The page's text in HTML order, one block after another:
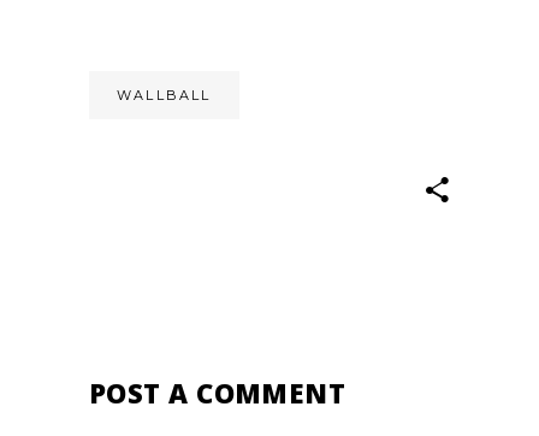
WALLBALL
POST A COMMENT